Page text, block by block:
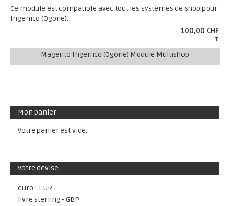
Ce module est compatible avec tout les systèmes de shop pour
Ingenico (Ogone).
100,00 CHF
H.T.
Magento Ingenico (Ogone) Module Multishop
Mon panier
Votre panier est vide.
Votre devise
euro - EUR
livre sterling - GBP